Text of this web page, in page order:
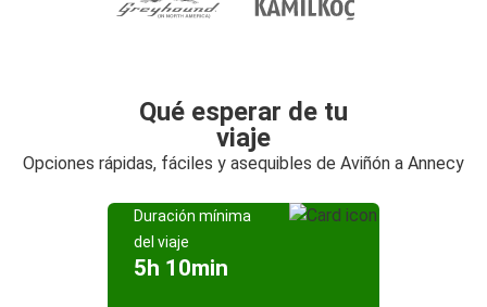
Qué esperar de tu
viaje
Opciones rápidas, fáciles y asequibles de Aviñón a Annecy
Duración mínima
del viaje
5h 10min